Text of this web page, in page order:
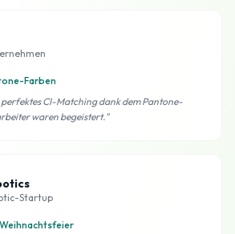
Farben
CI-Matching dank dem Pantone-
waren begeistert."
Startup